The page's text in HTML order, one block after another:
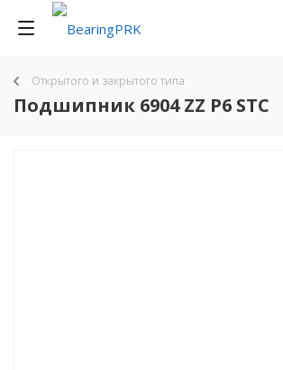
Открытого и закрытого типа
Подшипник 6904 ZZ P6 STC